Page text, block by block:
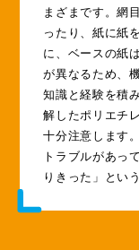
まざまです。網
ったり、紙に紙
に、ベースの紙
が異なるため、
知識と経験を積
解したポリエチ
十分注意します
トラブルがあっ
りきった」とい